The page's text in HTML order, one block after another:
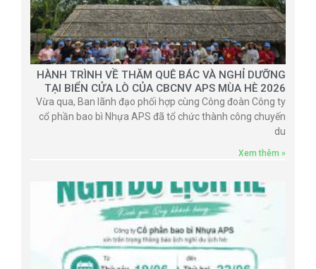
HÀNH TRÌNH VỀ THĂM QUÊ BÁC VÀ NGHỈ DƯỠNG
TẠI BIỂN CỬA LÒ CỦA CBCNV APS MÙA HÈ 2026
Vừa qua, Ban lãnh đạo phối hợp cùng Công đoàn Công ty
cổ phần bao bì Nhựa APS đã tổ chức thành công chuyến
du
Xem thêm »